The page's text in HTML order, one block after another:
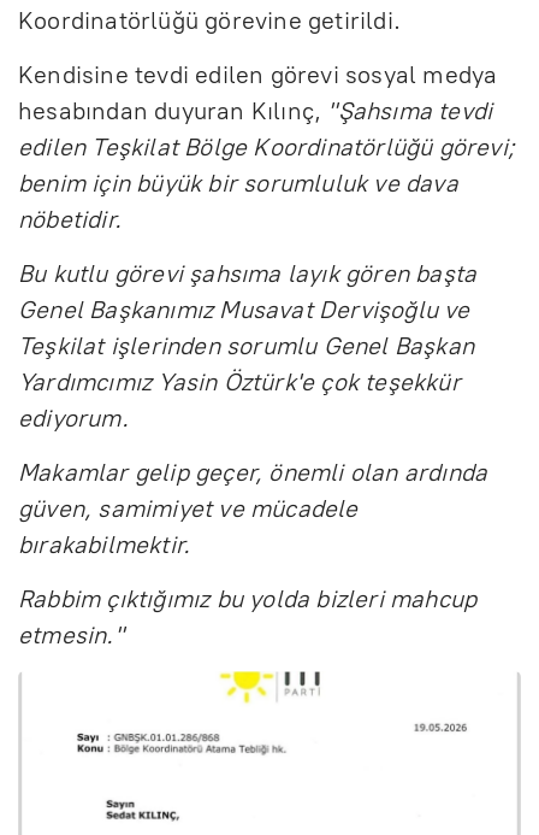
Koordinatörlüğü görevine getirildi.
Kendisine tevdi edilen görevi sosyal medya
hesabından duyuran Kılınç, "Şahsıma tevdi
edilen Teşkilat Bölge Koordinatörlüğü görevi;
benim için büyük bir sorumluluk ve dava
nöbetidir.
Bu kutlu görevi şahsıma layık gören başta
Genel Başkanımız Musavat Dervişoğlu ve
Teşkilat işlerinden sorumlu Genel Başkan
Yardımcımız Yasin Öztürk'e çok teşekkür
ediyorum.
Makamlar gelip geçer, önemli olan ardında
güven, samimiyet ve mücadele
bırakabilmektir.
Rabbim çıktığımız bu yolda bizleri mahcup
etmesin."